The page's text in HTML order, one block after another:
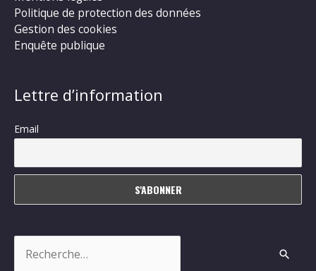
Politique de protection des données
Gestion des cookies
Enquête publique
Lettre d’information
Email